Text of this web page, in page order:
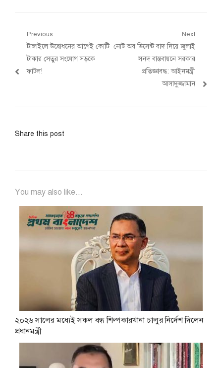
Post
navigation
Previous
Previous
post:
টাঙ্গাইলে উদ্বোধনের আগেই কোটি
টাকার সেতুর সংযোগ সড়কে
ফাটল!
Next
Next
নোট অব ডিসেন্ট বাদ দিয়ে জুলাই
সনদ বাস্তবায়নে সরকার
প্রতিজ্ঞাবদ্ধ: আইনমন্ত্রী
আসাদুজ্জামান
Share this post
You may also like...
২০২৬ সালের মধ্যেই সকল বন্ধ শিল্পকারখানা চালুর নির্দেশ দিলেন
প্রধানমন্ত্রী